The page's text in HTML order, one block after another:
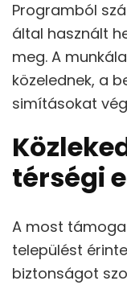
Programból
által használt
meg. A
közelednek, a
simításokat
térségi
A most
települést
biztonságot